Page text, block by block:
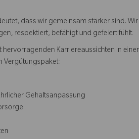
dass wir gemeinsam stärker sind.
respektiert, befähigt und gefeiert fühlt.
Karriereaussichten in
Vergütungspaket:
Gehaltsanpassung